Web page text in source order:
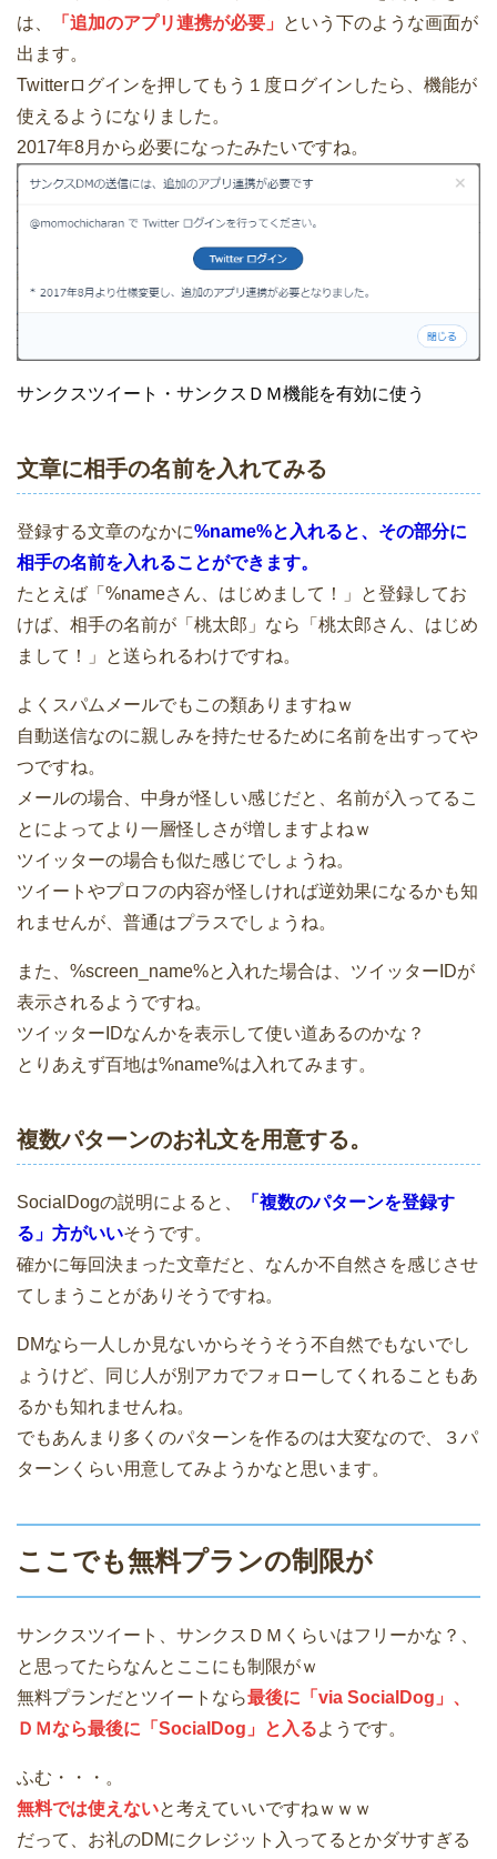
は、
「追加のアプリ連携が必要」
という下のような画面が
出ます。
Twitterログインを押してもう１度ログインしたら、機能が
使えるようになりました。
2017年8月から必要になったみたいですね。
サンクスツイート・サンクスＤＭ機能を有効に使う
文章に相手の名前を入れてみる
登録する文章のなかに%name%と入れると、その部分に
相手の名前を入れることができます。
たとえば「%nameさん、はじめまして！」と登録してお
けば、相手の名前が「桃太郎」なら「桃太郎さん、はじめ
まして！」と送られるわけですね。
よくスパムメールでもこの類ありますねｗ
自動送信なのに親しみを持たせるために名前を出すってや
つですね。
メールの場合、中身が怪しい感じだと、名前が入ってるこ
とによってより一層怪しさが増しますよねｗ
ツイッターの場合も似た感じでしょうね。
ツイートやプロフの内容が怪しければ逆効果になるかも知
れませんが、普通はプラスでしょうね。
また、%screen_name%と入れた場合は、ツイッターIDが
表示されるようですね。
ツイッターIDなんかを表示して使い道あるのかな？
とりあえず百地は%name%は入れてみます。
複数パターンのお礼文を用意する。
SocialDogの説明によると、
「複数のパターンを登録す
る」方がいいそうです。
確かに毎回決まった文章だと、なんか不自然さを感じさせ
てしまうことがありそうですね。
DMなら一人しか見ないからそうそう不自然でもないでし
ょうけど、同じ人が別アカでフォローしてくれることもあ
るかも知れませんね。
でもあんまり多くのパターンを作るのは大変なので、３パ
ターンくらい用意してみようかなと思います。
ここでも無料プランの制限が
サンクスツイート、サンクスＤＭくらいはフリーかな？、
と思ってたらなんとここにも制限がｗ
無料プランだとツイートなら最後に「via SocialDog」、
ＤＭなら最後に「SocialDog」と入るようです。
ふむ・・・。
無料では使えないと考えていいですねｗｗｗ
だって、お礼のDMにクレジット入ってるとかダサすぎる